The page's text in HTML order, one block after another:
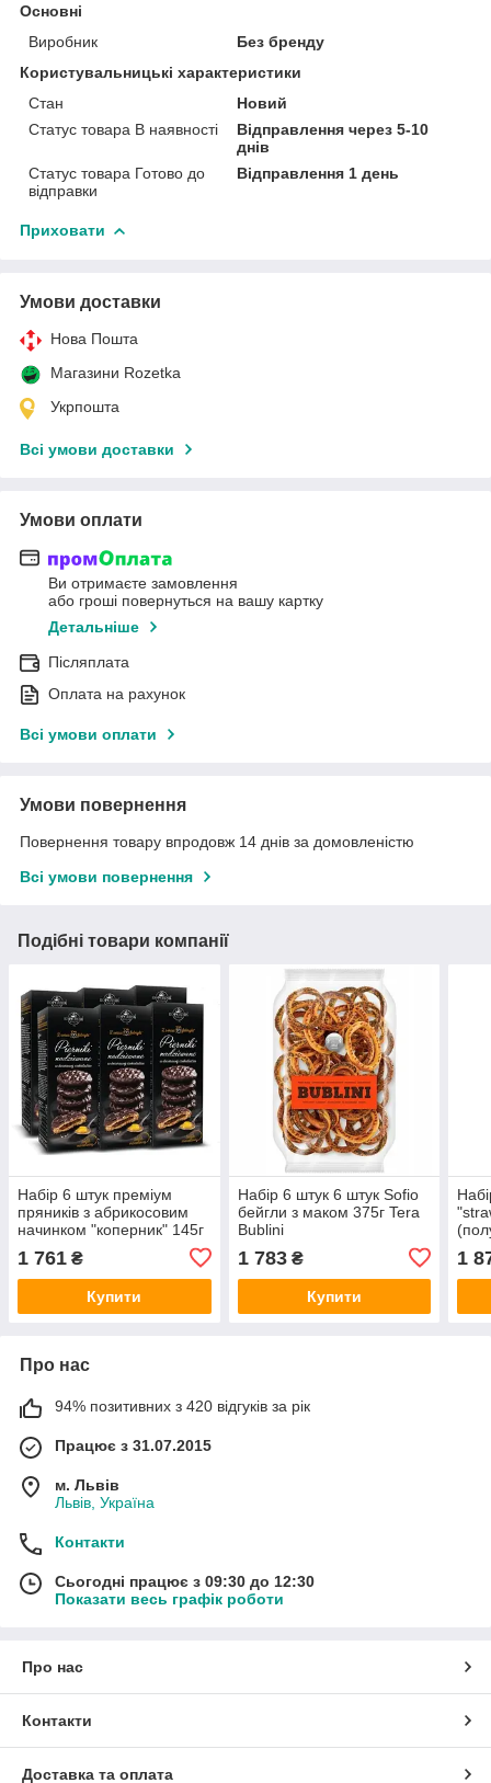
Основні
Виробник
Без бренду
Користувальницькі характеристики
Стан
Новий
Статус товара В наявності
Відправлення через 5-10
днів
Статус товара Готово до
відправки
Відправлення 1 день
Приховати
Умови доставки
Нова Пошта
Магазини Rozetka
Укрпошта
Всі умови доставки
Умови оплати
Ви отримаєте замовлення
або гроші повернуться на вашу картку
Детальніше
Післяплата
Оплата на рахунок
Всі умови оплати
Умови повернення
Повернення товару впродовж 14 днів за домовленістю
Всі умови повернення
Подібні товари компанії
Набір 6 штук преміум
пряників з абрикосовим
начинком "коперник" 145г
1 761 ₴
Купити
Набір 6 штук 6 штук Sofio
бейгли з маком 375г Tera
Bublini
1 783₴
Купити
1
Про нас
94% позитивних з 420 відгуків за рік
Працює з 31.07.2015
м. Львів
Львів, Україна
Контакти
Сьогодні працює з 09:30 до 12:30
Показати весь графік роботи
Про нас
Контакти
Доставка та оплата